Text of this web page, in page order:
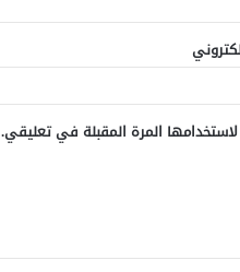
المرة المقبلة في تعليقي.